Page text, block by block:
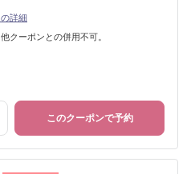
詳細
他クーポンとの併用不可。
このクーポンで予約